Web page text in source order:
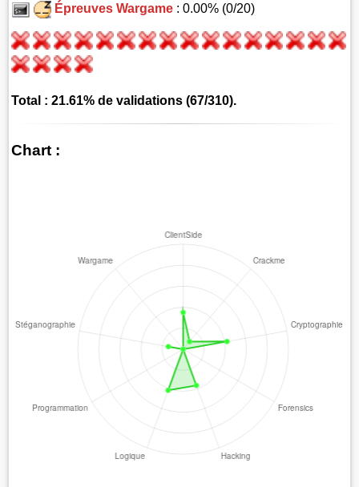
Épreuves Wargame: 0.00% (0/20)
Total : 21.61% de validations (67/310).
Chart :